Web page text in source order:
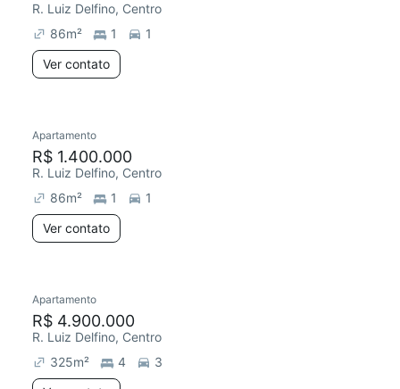
R. Luiz Delfino, Centro
86m² 1
1
Ver contato
Apartamento
R$ 1.400.000
R. Luiz Delfino, Centro
86m² 1
1
Ver contato
Apartamento
R$ 4.900.000
R. Luiz Delfino, Centro
325m² 4
3